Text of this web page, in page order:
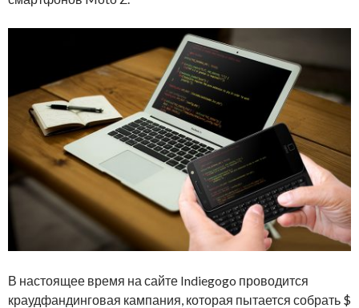
В настоящее время на сайте Indiegogo проводится
краудфандинговая кампания, которая пытается собрать $